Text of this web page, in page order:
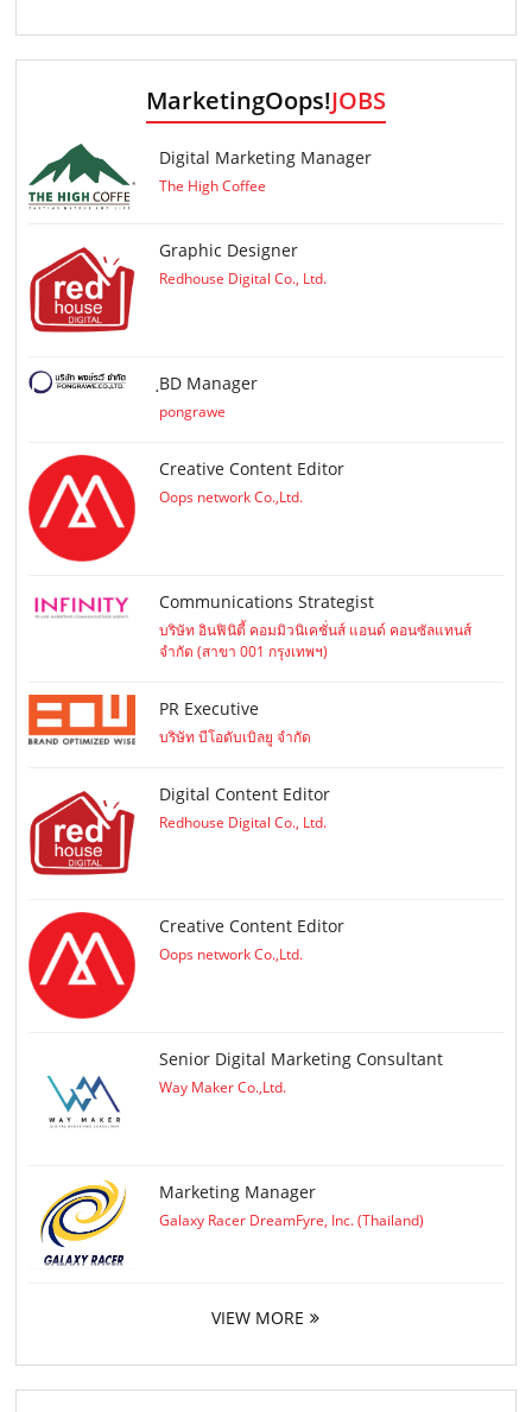
MarketingOops!JOBS
Digital Marketing Manager
The High Coffee
Graphic Designer
Redhouse Digital Co., Ltd.
ฺBD Manager
pongrawe
Creative Content Editor
Oops network Co.,Ltd.
Communications Strategist
บริษัท อินฟินิตี้ คอมมิวนิเคชั่นส์ แอนด์ คอนซัลแทนส์
จำกัด (สาขา 001 กรุงเทพฯ)
PR Executive
บริษัท บีโอดับเบิลยู จำกัด
Digital Content Editor
Redhouse Digital Co., Ltd.
Creative Content Editor
Oops network Co.,Ltd.
Senior Digital Marketing Consultant
Way Maker Co.,Ltd.
Marketing Manager
Galaxy Racer DreamFyre, Inc. (Thailand)
VIEW MORE